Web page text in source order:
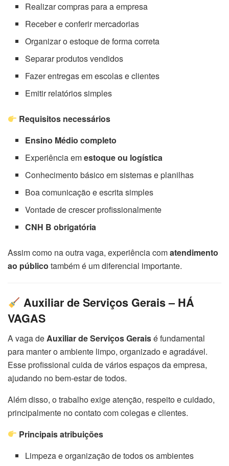
Realizar compras para a empresa
Receber e conferir mercadorias
Organizar o estoque de forma correta
Separar produtos vendidos
Fazer entregas em escolas e clientes
Emitir relatórios simples
Requisitos necessários
Ensino Médio completo
Experiência emestoque ou logística
Conhecimento básico em sistemas e planilhas
Boa comunicação e escrita simples
Vontade de crescer profissionalmente
CNH B obrigatória
Assim como na outra vaga, experiência comatendimento
ao público também é um diferencial importante.
Auxiliar de Serviços Gerais – HÁ
VAGAS
A vaga deAuxiliar de Serviços Geraisé fundamental
para manter o ambiente limpo, organizado e agradável.
Esse profissional cuida de vários espaços da empresa,
ajudando no bem-estar de todos.
Além disso, o trabalho exige atenção, respeito e cuidado,
principalmente no contato com colegas e clientes.
Principais atribuições
Limpeza e organização de todos os ambientes